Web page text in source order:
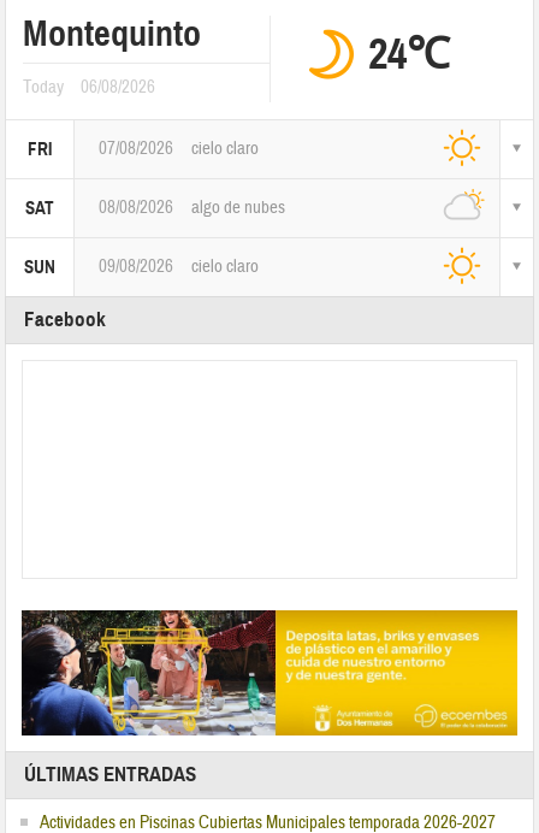
Montequinto
Today 06/08/2026
24℃
FRI 07/08/2026 cielo claro
SAT 08/08/2026 algo de nubes
SUN 09/08/2026 cielo claro
Facebook
ÚLTIMAS ENTRADAS
Actividades en Piscinas Cubiertas Municipales temporada 2026-2027